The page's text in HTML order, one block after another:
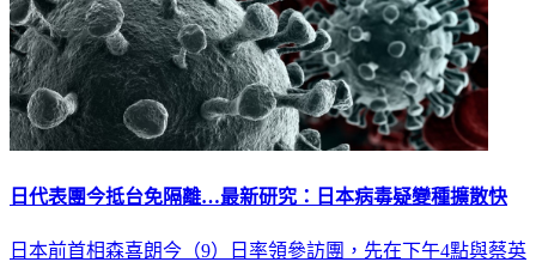
日代表團今抵台免隔離…最新研究：日本病毒疑變種擴散快
日本前首相森喜朗今（9）日率領參訪團，先在下午4點與蔡英